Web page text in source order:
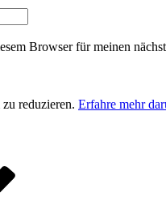
Browser für meinen
reduzieren. Erfahre mehr